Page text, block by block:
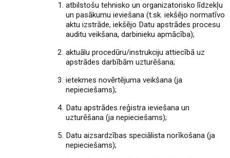
atbilstošu tehnisko un organizatorisko līdzekļu
un pasākumu ieviešana (t.sk. iekšējo normatīvo
aktu izstrāde, iekšējo Datu apstrādes procesu
auditu veikšana, darbinieku apmācība);
aktuālu procedūru/instrukciju attiecībā uz
apstrādes darbībām uzturēšana;
ietekmes novērtējuma veikšana (ja
nepieciešams);
Datu apstrādes reģistra ieviešana un
uzturēšana (ja nepieciešams);
Datu aizsardzības speciālista norīkošana (ja
nepieciešams);